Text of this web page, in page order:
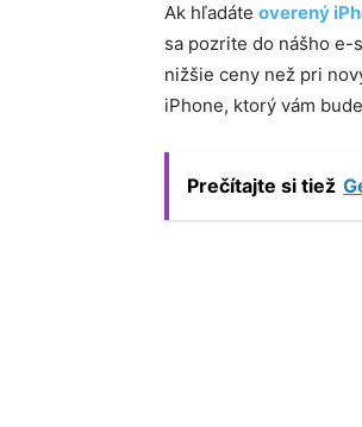
Ak hľadáte overený
sa pozrite do nášho e-
nižšie ceny než pri
iPhone, ktorý vám
Prečítajte si tiež